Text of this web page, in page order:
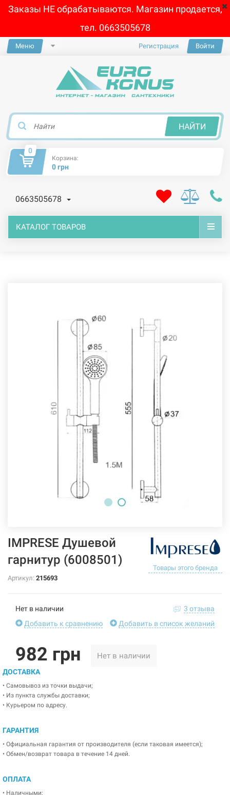
Заказы НЕ обрабатываются. Магазин продается,
тел. 0663505678
Меню Регистрация Войти
НАЙТИ
0
Корзина:
0 грн
0663505678
КАТАЛОГ ТОВАРОВ
IMPRESE Душевой
гарнитур (6008501)
Товары этого бренда
Артикул: 215693
Нет в наличии
3 отзыва
Добавить к сравнению
Добавить в список желаний
982 грн Нет в наличии
ДОСТАВКА
• Самовывоз из точки выдачи;
• Из пункта службы доставки;
• Курьером по адресу.
ГАРАНТИЯ
• Официальная гарантия от производителя (если таковая имеется);
• Обмен/возврат товара в течение 14 дней.
ОПЛАТА
• Наличными;